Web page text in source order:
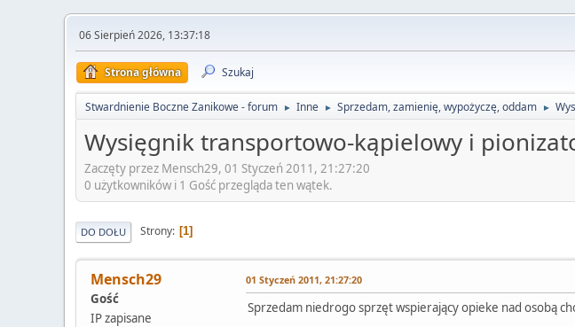
06 Sierpień 2026, 13:37:18
Strona główna Szukaj
Stwardnienie Boczne Zanikowe - forum ► Inne ► Sprzedam, zamienię, wypożyczę, oddam ►
Wysięgnik transportowo-kąpielowy i
Zaczęty przez Mensch29, 01 Styczeń 2011, 21:27:20
0 użytkowników i 1 Gość przegląda ten wątek.
DO DOŁU Strony 1
Mensch29
Gość
IP zapisane
01 Styczeń 2011, 21:27:20
Sprzedam niedrogo sprzęt wspierający opieke nad osobą